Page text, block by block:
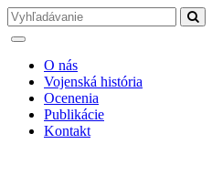
O nás
Vojenská história
Ocenenia
Publikácie
Kontakt